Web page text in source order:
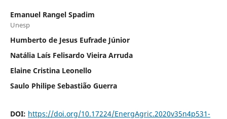
Emanuel Rangel Spadim
Unesp
Humberto de Jesus Eufrade Júnior
Natália Laís Felisardo Vieira Arruda
Elaine Cristina Leonello
Saulo Philipe Sebastião Guerra
DOI: https://doi.org/10.17224/EnergAgric.2020v35n4p531-